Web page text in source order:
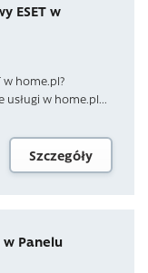
ESET w
w home.pl?
w home.pl...
Szczegóły
Panelu